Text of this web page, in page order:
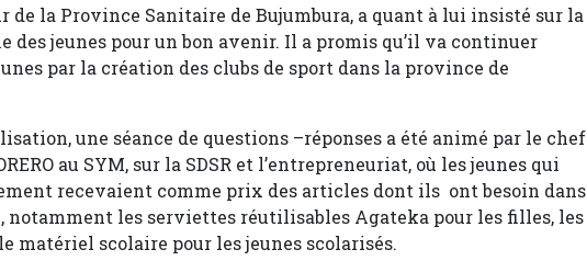
de la Province Sanitaire de Bujumbura, a quant à lui insisté sur la
des jeunes pour un bon avenir. Il a promis qu’il va continuer
par la création des clubs de sport dans la province de
une séance de questions –réponses a été animé par le chef
au SYM, sur la SDSR et l’entrepreneuriat, où les jeunes qui
recevaient comme prix des articles dont ils ont besoin dans
notamment les serviettes réutilisables Agateka pour les filles, les
matériel scolaire pour les jeunes scolarisés.